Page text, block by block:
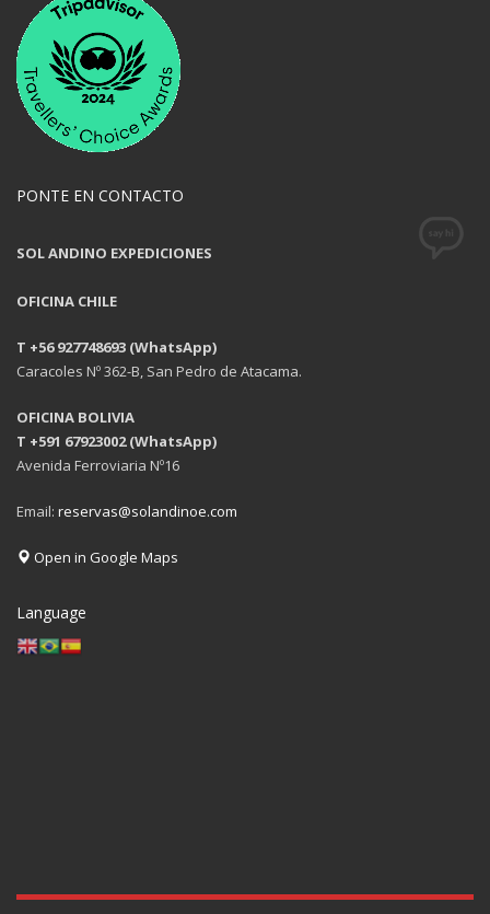
PONTE EN CONTACTO
SOL ANDINO EXPEDICIONES
OFICINA CHILE
T +56 927748693 (WhatsApp)
Caracoles Nº 362-B, San Pedro de Atacama.
OFICINA BOLIVIA
T +591 67923002 (WhatsApp)
Avenida Ferroviaria Nº16
Email: reservas@solandinoe.com
Open in Google Maps
Language